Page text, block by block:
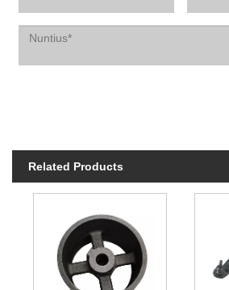
Related Products